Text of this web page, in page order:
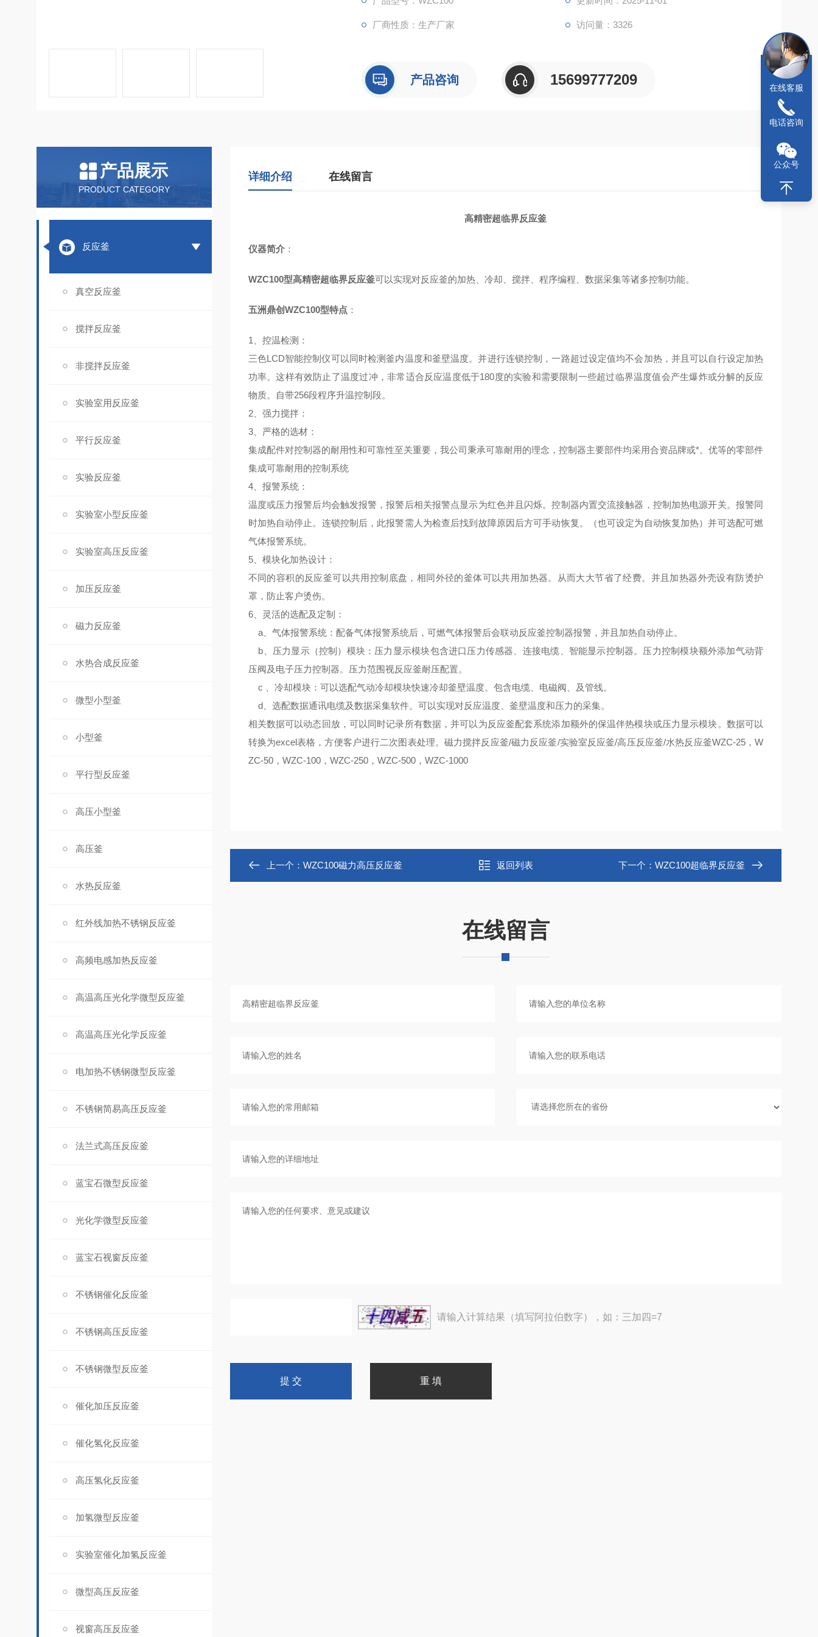
厂商性质：生产厂家 访问量：3326
产品咨询 15699777209
产品展示
PRODUCT CATEGORY
反应釜
真空反应釜
搅拌反应釜
非搅拌反应釜
实验室用反应釜
平行反应釜
实验反应釜
实验室小型反应釜
实验室高压反应釜
加压反应釜
磁力反应釜
水热合成反应釜
微型小型釜
小型釜
平行型反应釜
高压小型釜
高压釜
水热反应釜
红外线加热不锈钢反应釜
高频电感加热反应釜
高温高压光化学微型反应釜
高温高压光化学反应釜
电加热不锈钢微型反应釜
不锈钢简易高压反应釜
法兰式高压反应釜
蓝宝石微型反应釜
光化学微型反应釜
蓝宝石视窗反应釜
不锈钢催化反应釜
不锈钢高压反应釜
不锈钢微型反应釜
催化加压反应釜
催化氢化反应釜
高压氢化反应釜
加氢微型反应釜
实验室催化加氢反应釜
微型高压反应釜
视窗高压反应釜
详细介绍 在线留言
高精密超临界反应釜
仪器简介：
WZC100型高精密超临界反应釜可以实现对反应釜的加热、冷却、搅拌、程序编程、数据采集等诸多控制功能。
五洲鼎创WZC100型特点 ：
1、 控温检测 ：
三色LCD智能控制仪可以同时检测釜内温度和釜壁温度。并进行连锁控制，一路超过设定值均不会加热，并且可以自行设定加热
功率。这样有效防止了温度过冲，非常适合反应温度低于180度的实验和需要限制一些超过临界温度值会产生爆炸或分解的反应
物质。自带256段程序升温控制段。
2、 强力搅拌：
3、 严格的选材：
集成配件对控制器的耐用性和可靠性至关重要，我公司秉承可靠耐用的理念，控制器主要部件均采用合资品牌或*。优等的零部件
集成可靠耐用的控制系统
4、报警系统：
温度或压力报警后均会触发报警，报警后相关报警点显示为红色并且闪烁。控制器内置交流接触器，控制加热电源开关。报警同
时加热自动停止。连锁控制后，此报警需人为检查后找到故障原因后方可手动恢复。（也可设定为自动恢复加热）并可选配可燃
气体报警系统。
5、 模块化加热设计：
不同的容积的反应釜可以共用控制底盘，相同外径的釜体可以共用加热器。从而大大节省了经费。并且加热器外壳设有防烫护
罩，防止客户烫伤。
6、
灵活的选配及定制 ：
a、气体报警系统：配备气体报警系统后，可燃气体报警后会联动反应釜控制器报警，并且加热自动停止。
b、压力显示（控制）模块：压力显示模块包含进口压力传感器、连接电缆、智能显示控制器。压力控制模块额外添加气动背
压阀及电子压力控制器。压力范围视反应釜耐压配置。
c 、冷却模块：可以选配气动冷却模块快速冷却釜壁温度。包含电缆、电磁阀、及管线。
d、选配数据通讯电缆及数据采集软件。可以实现对反应温度、釜壁温度和压力的采集。
相关数据可以动态回放，可以同时记录所有数据，并可以为反应釜配套系统添加额外的保温伴热模块或压力显示模块。数据可以
转换为excel表格，方便客户进行二次图表处理。磁力搅拌反应釜/磁力反应釜/实验室反应釜/高压反应釜/水热反应釜WZC-25，W
ZC-50，WZC-100，WZC-250，WZC-500，WZC-1000
上一个： WZC100磁力高压反应釜 返回列表 下一个： WZC100超临界反应釜
在线留言
请输入计算结果（填写阿拉伯数字），如：三加四=7
在线客服
电话咨询
公众号